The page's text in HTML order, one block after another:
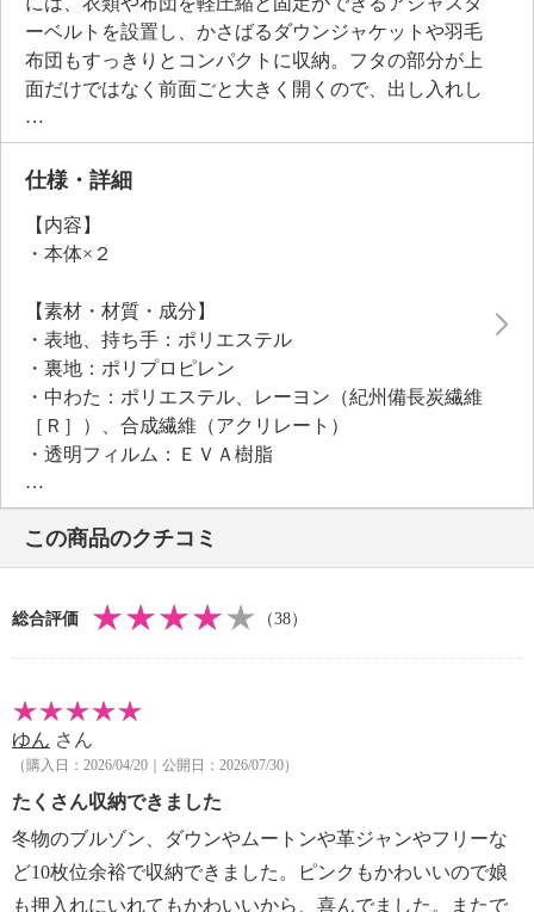
ーベルトを設置し、かさばるダウンジャケットや羽毛
布団もすっきりとコンパクトに収納。フタの部分が上
面だけではなく前面ごと大きく開くので、出し入れし
やすく、前面から必要なものだけ取り出す事も可能で
す。本体が柔らかく、軽量のため、高い場所での保管
もラクラク。中央と左側面に透明窓が付いているの
ルシーズン活躍する収納ケースです。
仕様・詳細
【内容】
・本体×２
【素材・材質・成分】
・表地、持ち手：ポリエステル
・裏地：ポリプロピレン
・中わた：ポリエステル、レーヨン（紀州備長炭繊維
［Ｒ］）、合成繊維（アクリレート）
・透明フィルム：ＥＶＡ樹脂
【サイズ】
・約幅７２×奥行５０×高さ２７ｃｍ
【重さ】
・約５２０ｇ（１個）
＜収納目安＞
・羽毛布団：１〜２枚（クイーンサイズ可）
・肌掛け布団：６〜８枚
・ダウンジャケット、コート：１２〜１５枚
・Ｔシャツ：約１５０枚
※お持ちのもののサイズにより異なる
【メンテナンス】
※詳細は取扱説明書参照
【使用上の注意】
この商品のクチコミ
総合評価 （38）
ゆん さん
（購入日：2026/04/20｜公開日：2026/07/30）
たくさん収納できました
冬物のブルゾン、ダウンやムートンや革ジャンやフリーな
ど10枚位余裕で収納できました。ピンクもかわいいので娘
も押入れにいれてもかわいいから、喜んでました。またで